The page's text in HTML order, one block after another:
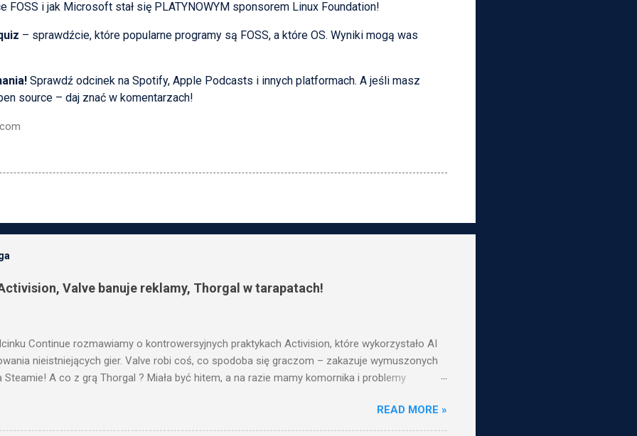
FOSS i jak Microsoft stał się PLATYNOWYM sponsorem Linux Foundation!
– sprawdźcie, które popularne programy są FOSS, a które OS. Wyniki mogą was
Sprawdź odcinek na Spotify, Apple Podcasts i innych platformach. A jeśli masz
source – daj znać w komentarzach!
Valve banuje reklamy, Thorgal w tarapatach!
Continue rozmawiamy o kontrowersyjnych praktykach Activision, które wykorzystało AI
nieistniejących gier. Valve robi coś, co spodoba się graczom – zakazuje wymuszonych
Steamie! A co z grą Thorgal ? Miała być hitem, a na razie mamy komornika i problemy
różnicach cenowych w Split Fiction. Sprawdź pełny odcinek i daj znać w komentarzach, co
decyzjach! 🎮🔥 ROZDZIAŁY: 00:00:00 - 00:00:15 INTRO 00:00:15 - 00:00:41
READ MORE »